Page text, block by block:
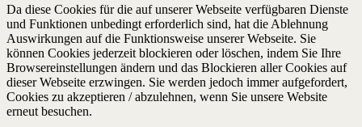
Da diese Cookies für die auf unserer Webseite verfügbaren Dienste
und Funktionen unbedingt erforderlich sind, hat die Ablehnung
Auswirkungen auf die Funktionsweise unserer Webseite. Sie
können Cookies jederzeit blockieren oder löschen, indem Sie Ihre
Browsereinstellungen ändern und das Blockieren aller Cookies auf
dieser Webseite erzwingen. Sie werden jedoch immer aufgefordert,
Cookies zu akzeptieren / abzulehnen, wenn Sie unsere Website
erneut besuchen.